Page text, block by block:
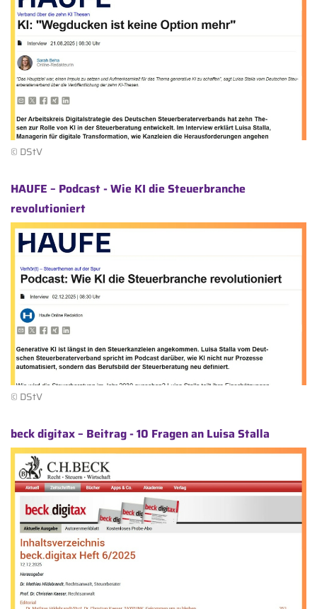
© DStV
HAUFE – Podcast - Wie KI die Steuerbranche
revolutioniert
© DStV
beck digitax – Beitrag - 10 Fragen an Luisa Stalla